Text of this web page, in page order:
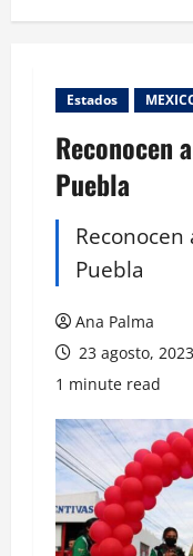
Estados
Reconocen
Puebla
Puebla
Ana Palma
23 agosto, 2023
1 minute read